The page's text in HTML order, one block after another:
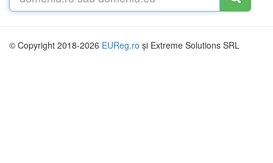
© Copyright 2018-2026 EUReg.ro și Extreme Solutions SRL